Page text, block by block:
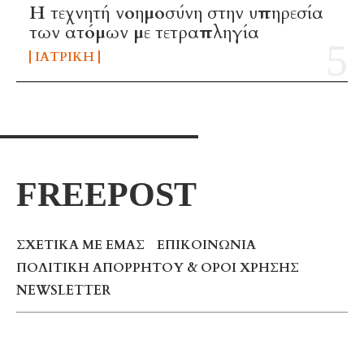
H τεχνητή νοημοσύνη στην υπηρεσία
των ατόμων με τετραπληγία
ΙΑΤΡΙΚΉ
FREEPOST
ΣΧΕΤΙΚΆ ΜΕ ΕΜΆΣ
ΕΠΙΚΟΙΝΩΝΊΑ
ΠΟΛΙΤΙΚΉ ΑΠΟΡΡΉΤΟΥ & ΌΡΟΙ ΧΡΉΣΗΣ
NEWSLETTER